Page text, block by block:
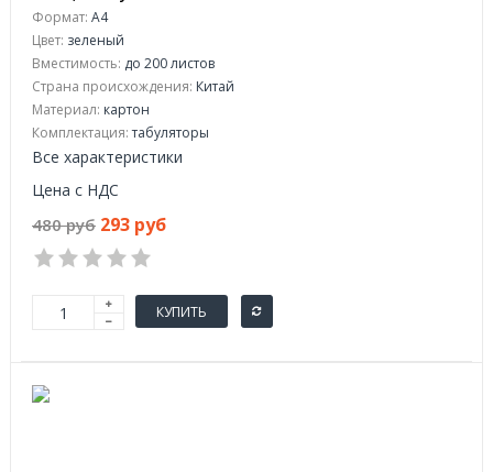
Формат: А4
Цвет: зеленый
Вместимость: до 200 листов
Страна происхождения: Китай
Материал: картон
Комплектация:табуляторы
Все характеристики
Цена с НДС
480 руб 293 руб
КУПИТЬ